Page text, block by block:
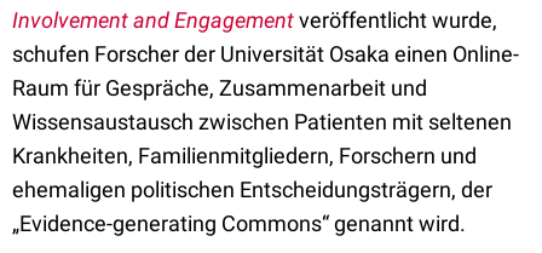
Involvement and Engagementveröffentlicht wurde,
schufen Forscher der Universität Osaka einen Online-
Raum für Gespräche, Zusammenarbeit und
Wissensaustausch zwischen Patienten mit seltenen
Krankheiten, Familienmitgliedern, Forschern und
ehemaligen politischen Entscheidungsträgern, der
„Evidence-generating Commons“ genannt wird.